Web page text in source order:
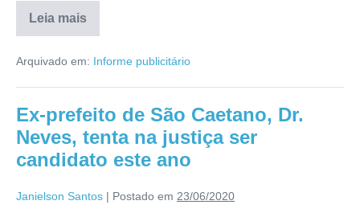
Leia mais
Arquivado em: Informe publicitário
Ex-prefeito de São Caetano, Dr.
Neves, tenta na justiça ser
candidato este ano
Janielson Santos | Postado em 23/06/2020